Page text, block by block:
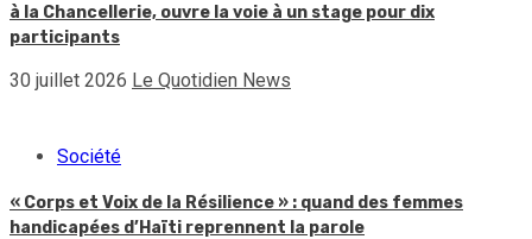
à la Chancellerie, ouvre la voie à un stage pour dix
participants
30 juillet 2026 Le Quotidien News
Société
« Corps et Voix de la Résilience » : quand des femmes
handicapées d’Haïti reprennent la parole